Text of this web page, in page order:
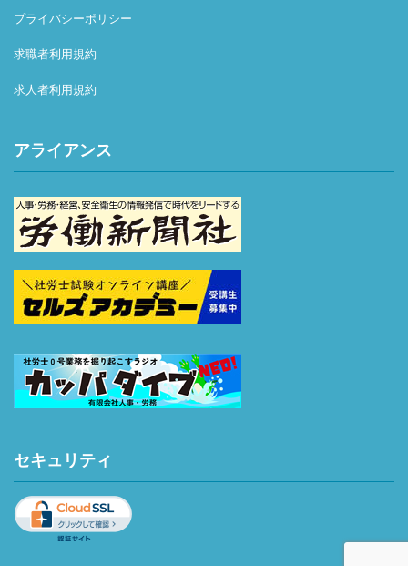
プライバシーポリシー
求職者利用規約
求人者利用規約
アライアンス
セキュリティ